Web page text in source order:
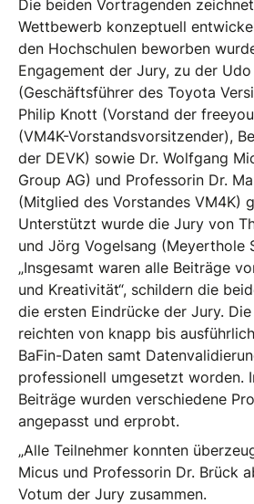
Die beiden Vortragenden
Wettbewerb konzeptuell
den Hochschulen beworben
Engagement der Jury, zu der
(Geschäftsführer des Toyota
Philip Knott (Vorstand der
(VM4K-Vorstandsvorsitzender),
der DEVK) sowie Dr. Wolfgang
Group AG) und Professorin Dr.
(Mitglied des Vorstandes VM4K)
Unterstützt wurde die Jury von
und Jörg Vogelsang (Meyerthole
„Insgesamt waren alle Beiträge
und Kreativität“, schildern die
die ersten Eindrücke der Jury.
reichten von knapp bis
BaFin-Daten samt
professionell umgesetzt worden.
Beiträge wurden verschiedene
angepasst und erprobt.
„Alle Teilnehmer konnten
Micus und Professorin Dr. Brück
Votum der Jury zusammen.